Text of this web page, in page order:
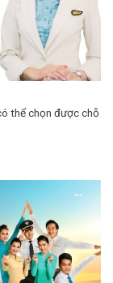
thể chọn được chỗ